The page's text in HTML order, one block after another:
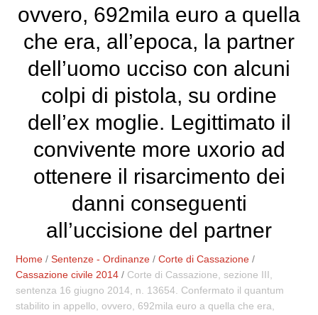
ovvero, 692mila euro a quella
che era, all’epoca, la partner
dell’uomo ucciso con alcuni
colpi di pistola, su ordine
dell’ex moglie. Legittimato il
convivente more uxorio ad
ottenere il risarcimento dei
danni conseguenti
all’uccisione del partner
Home /Sentenze - Ordinanze /Corte di Cassazione /
Cassazione civile 2014 / Corte di Cassazione, sezione III,
sentenza 16 giugno 2014, n. 13654. Confermato il quantum
stabilito in appello, ovvero, 692mila euro a quella che era,